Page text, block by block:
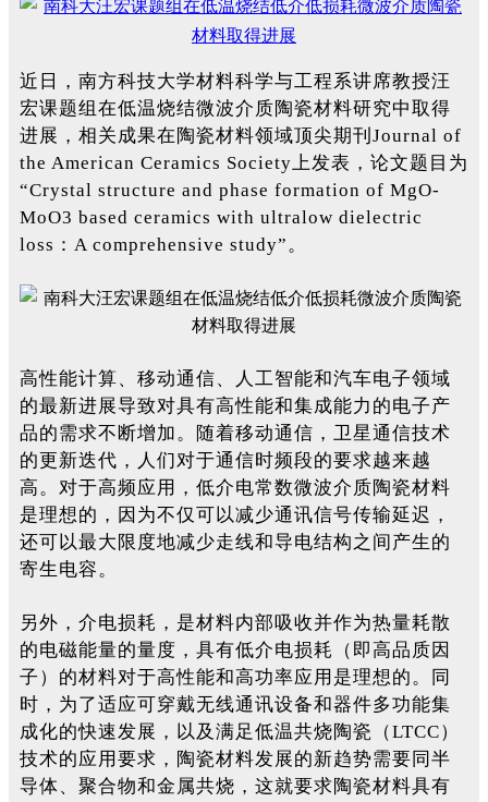
近日，南方科技大学材料科学与工程系讲席教授汪
宏课题组在低温烧结微波介质陶瓷材料研究中取得
进展，相关成果在陶瓷材料领域顶尖期刊Journal of
the American Ceramics Society上发表，论文题目为
“Crystal structure and phase formation of MgO-
MoO3 based ceramics with ultralow dielectric
loss：A comprehensive study”。
高性能计算、移动通信、人工智能和汽车电子领域
的最新进展导致对具有高性能和集成能力的电子产
品的需求不断增加。随着移动通信，卫星通信技术
的更新迭代，人们对于通信时频段的要求越来越
高。对于高频应用，低介电常数微波介质陶瓷材料
是理想的，因为不仅可以减少通讯信号传输延迟，
还可以最大限度地减少走线和导电结构之间产生的
寄生电容。
另外，介电损耗，是材料内部吸收并作为热量耗散
的电磁能量的量度，具有低介电损耗（即高品质因
子）的材料对于高性能和高功率应用是理想的。同
时，为了适应可穿戴无线通讯设备和器件多功能集
成化的快速发展，以及满足低温共烧陶瓷（LTCC）
技术的应用要求，陶瓷材料发展的新趋势需要同半
导体、聚合物和金属共烧，这就要求陶瓷材料具有